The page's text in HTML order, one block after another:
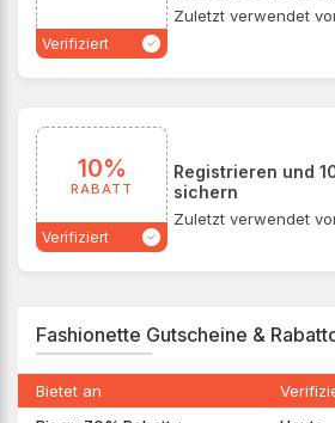
Verifiziert
Zuletzt verwendet
10%
RABATT
Verifiziert
Registrieren und
sichern
Zuletzt verwendet
Fashionette Gutscheine &
Bietet an